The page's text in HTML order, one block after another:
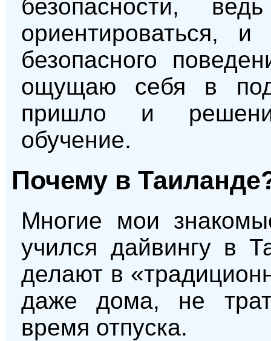
безопасности,
ориентироваться,
безопасного
ощущаю себя в
пришло и
обучение.
Почему в
Многие мои
учился дайвингу в
делают в
даже дома, не
время отпуска.